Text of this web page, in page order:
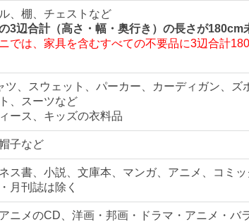
、棚、チェストなど
3辺合計（高さ・幅・奥行き）の長さが180cm
では、家具を含むすべての不要品に3辺合計
ツ、スウェット、パーカー、カーディガン、ズ
、スーツなど
ース、キッズの衣料品
子など
ス書、小説、文庫本、マンガ、アニメ、コミ
月刊誌は除く
ニメのCD、洋画・邦画・ドラマ・アニメ・バ